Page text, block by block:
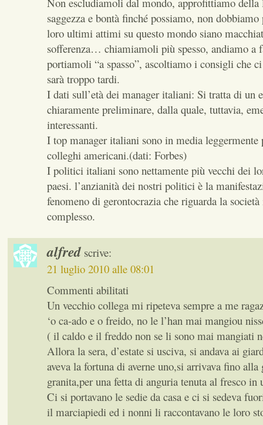
saggezza e bontà finché possiamo, non
loro ultimi attimi su questo mondo siano
sofferenza… chiamiamoli più spesso, andiamo a
portiamoli “a spasso”, ascoltiamo i consigli che
sarà troppo tardi.
I dati sull’età dei manager italiani: Si tratta di un
chiaramente preliminare, dalla quale, tuttavia,
interessanti.
I top manager italiani sono in media
colleghi americani.(dati: Forbes)
I politici italiani sono nettamente più vecchi dei
paesi. l’anzianità dei nostri politici è la
fenomeno di gerontocrazia che riguarda la
complesso.
alfred scrive:
21 luglio 2010 alle 08:01
Commenti abilitati
Un vecchio collega mi ripeteva sempre a me
‘o ca-ado e o freido, no le l’han mai mangiou
( il caldo e il freddo non se li sono mai mangiati
Allora la sera, d’estate si usciva, si andava ai
aveva la fortuna di averne uno,si arrivava fino alla
granita,per una fetta di anguria tenuta al fresco in
Ci si portavano le sedie da casa e ci si sedeva
il marciapiedi ed i nonni li raccontavano le loro